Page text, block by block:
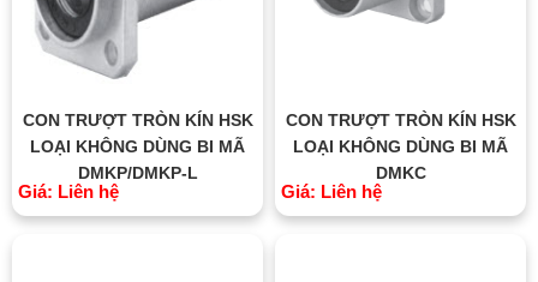
CON TRƯỢT TRÒN KÍN HSK
LOẠI KHÔNG DÙNG BI MÃ
DMKP/DMKP-L
Giá: Liên hệ
CON TRƯỢT TRÒN KÍN HSK
LOẠI KHÔNG DÙNG BI MÃ
DMKC
Giá: Liên hệ